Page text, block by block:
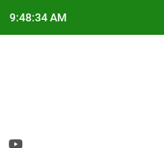
9:48:36 AM